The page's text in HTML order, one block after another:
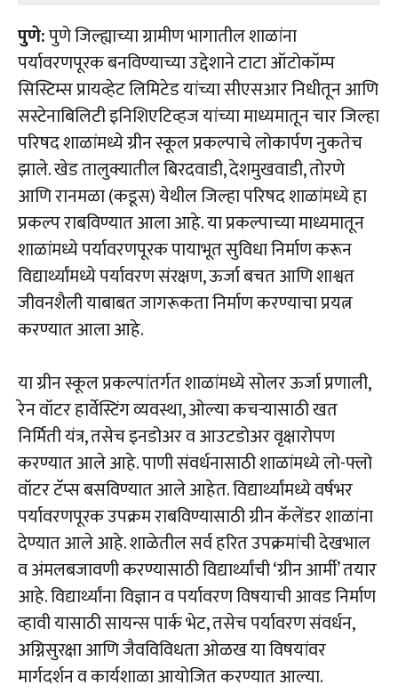
पुणे:पुणे जिल्ह्याच्या ग्रामीण भागातील शाळांना
पर्यावरणपूरक बनविण्याच्या उद्देशाने टाटा ऑटोकॉम्प
सिस्टिम्स प्रायव्हेट लिमिटेड यांच्या सीएसआर निधीतून आणि
सस्टेनाबिलिटी इनिशिएटिव्हज यांच्या माध्यमातून चार जिल्हा
परिषद शाळांमध्ये ग्रीन स्कूल प्रकल्पाचे लोकार्पण नुकतेच
झाले. खेड तालुक्यातील बिरदवाडी, देशमुखवाडी, तोरणे
आणि रानमळा (कडूस) येथील जिल्हा परिषद शाळांमध्ये हा
प्रकल्प राबविण्यात आला आहे. या प्रकल्पाच्या माध्यमातून
शाळांमध्ये पर्यावरणपूरक पायाभूत सुविधा निर्माण करून
विद्यार्थ्यांमध्ये पर्यावरण संरक्षण, ऊर्जा बचत आणि शाश्वत
जीवनशैली याबाबत जागरूकता निर्माण करण्याचा प्रयत्न
करण्यात आला आहे.
या ग्रीन स्कूल प्रकल्पांतर्गत शाळांमध्ये सोलर ऊर्जा प्रणाली,
रेन वॉटर हार्वेस्टिंग व्यवस्था, ओल्या कचऱ्यासाठी खत
निर्मिती यंत्र, तसेच इनडोअर व आउटडोअर वृक्षारोपण
करण्यात आले आहे. पाणी संवर्धनासाठी शाळांमध्ये लो-फ्लो
वॉटर टॅप्स बसविण्यात आले आहेत. विद्यार्थ्यांमध्ये वर्षभर
पर्यावरणपूरक उपक्रम राबविण्यासाठी ग्रीन कॅलेंडर शाळांना
देण्यात आले आहे. शाळेतील सर्व हरित उपक्रमांची देखभाल
व अंमलबजावणी करण्यासाठी विद्यार्थ्यांची ‘ग्रीन आर्मी’ तयार
आहे. विद्यार्थ्यांना विज्ञान व पर्यावरण विषयाची आवड निर्माण
व्हावी यासाठी सायन्स पार्क भेट, तसेच पर्यावरण संवर्धन,
अग्निसुरक्षा आणि जैवविविधता ओळख या विषयांवर
मार्गदर्शन व कार्यशाळा आयोजित करण्यात आल्या.